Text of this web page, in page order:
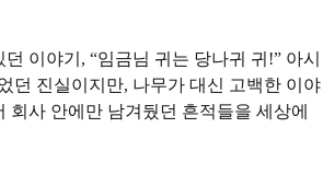
이야기, “임금님 귀는 당나귀 귀!” 아시
던 진실이지만, 나무가 대신 고백한 이야
회사 안에만 남겨뒀던 흔적들을 세상에